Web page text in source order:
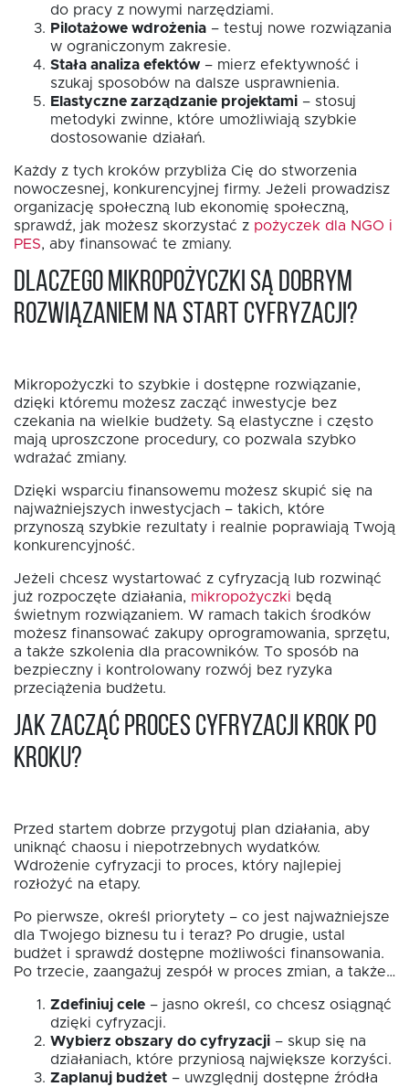
do pracy z nowymi narzędziami.
Pilotażowe wdrożenia – testuj nowe rozwiązania
w ograniczonym zakresie.
Stała analiza efektów – mierz efektywność i
szukaj sposobów na dalsze usprawnienia.
Elastyczne zarządzanie projektami – stosuj
metodyki zwinne, które umożliwiają szybkie
dostosowanie działań.
Każdy z tych kroków przybliża Cię do stworzenia
nowoczesnej, konkurencyjnej firmy. Jeżeli prowadzisz
organizację społeczną lub ekonomię społeczną,
sprawdź, jak możesz skorzystać z pożyczek dla NGO i
PES, aby finansować te zmiany.
Dlaczego mikropożyczki są dobrym
rozwiązaniem na start cyfryzacji?
Mikropożyczki to szybkie i dostępne rozwiązanie,
dzięki któremu możesz zacząć inwestycje bez
czekania na wielkie budżety. Są elastyczne i często
mają uproszczone procedury, co pozwala szybko
wdrażać zmiany.
Dzięki wsparciu finansowemu możesz skupić się na
najważniejszych inwestycjach – takich, które
przynoszą szybkie rezultaty i realnie poprawiają Twoją
konkurencyjność.
Jeżeli chcesz wystartować z cyfryzacją lub rozwinąć
już rozpoczęte działania, mikropożyczki będą
świetnym rozwiązaniem. W ramach takich środków
możesz finansować zakupy oprogramowania, sprzętu,
a także szkolenia dla pracowników. To sposób na
bezpieczny i kontrolowany rozwój bez ryzyka
przeciążenia budżetu.
Jak zacząć proces cyfryzacji krok po
kroku?
Przed startem dobrze przygotuj plan działania, aby
uniknąć chaosu i niepotrzebnych wydatków.
Wdrożenie cyfryzacji to proces, który najlepiej
rozłożyć na etapy.
Po pierwsze, określ priorytety – co jest najważniejsze
dla Twojego biznesu tu i teraz? Po drugie, ustal
budżet i sprawdź dostępne możliwości finansowania.
Po trzecie, zaangażuj zespół w proces zmian, a także…
Zdefiniuj cele – jasno określ, co chcesz osiągnąć
dzięki cyfryzacji.
Wybierz obszary do cyfryzacji – skup się na
działaniach, które przyniosą największe korzyści.
Zaplanuj budżet – uwzględnij dostępne źródła